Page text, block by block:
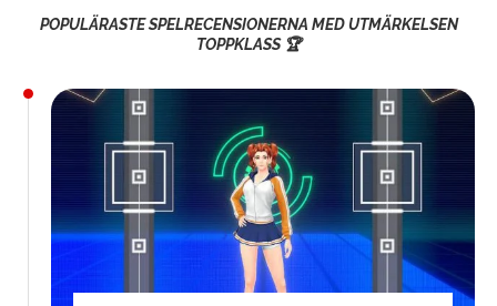
POPULÄRASTE SPELRECENSIONERNA MED UTMÄRKELSEN
TOPPKLASS 🏆